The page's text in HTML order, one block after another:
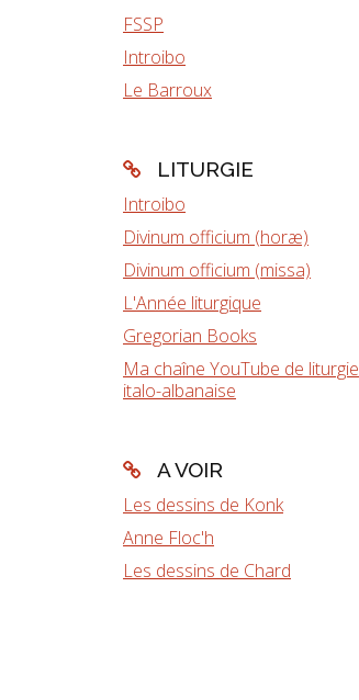
FSSP
Introibo
Le Barroux
LITURGIE
Introibo
Divinum officium (horæ)
Divinum officium (missa)
L'Année liturgique
Gregorian Books
Ma chaîne YouTube de liturgie
italo-albanaise
A VOIR
Les dessins de Konk
Anne Floc'h
Les dessins de Chard